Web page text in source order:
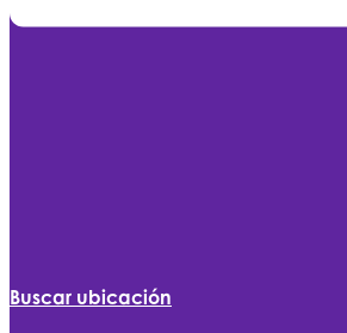
Buscar ubicación